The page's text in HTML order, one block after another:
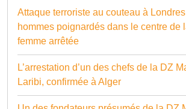
Attaque terroriste au couteau à
hommes poignardés dans le centre de
femme arrêtée
L’arrestation d’un des chefs de la DZ
Laribi, confirmée à Alger